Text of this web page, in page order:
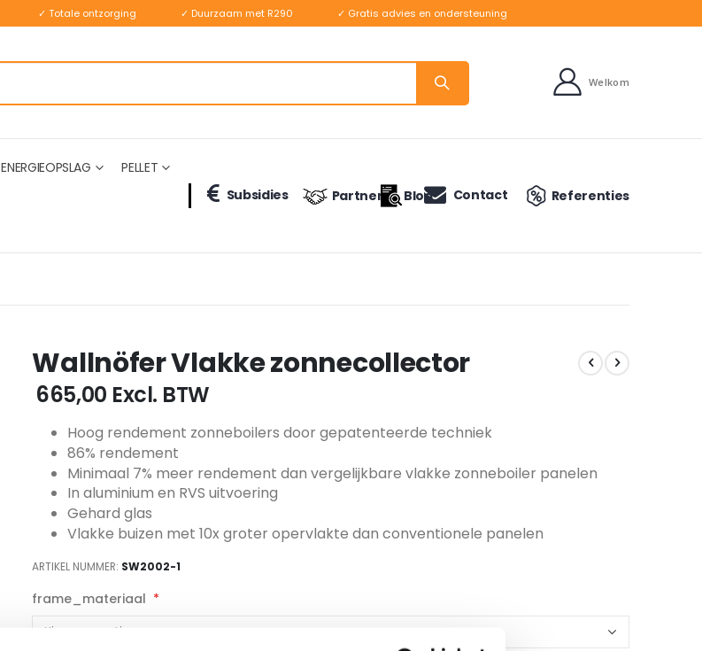
✓ Totale ontzorging ✓ Duurzaam met R290 ✓ Gratis advies en ondersteuning
Welkom
ENERGIEOPSLAG PELLET
Subsidies Partners Blog Contact Referenties
Wallnöfer Vlakke zonnecollector
€ 665,00 Excl. BTW
Hoog rendement zonneboilers door gepatenteerde techniek
86% rendement
Minimaal 7% meer rendement dan vergelijkbare vlakke zonneboiler panelen
In aluminium en RVS uitvoering
Gehard glas
Vlakke buizen met 10x groter opervlakte dan conventionele panelen
ARTIKEL NUMMER SW2002-1
frame_materiaal